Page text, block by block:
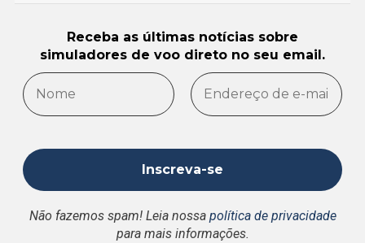
Receba as últimas notícias sobre
simuladores de voo direto no seu email.
Não fazemos spam! Leia nossa política de privacidade
para mais informações.